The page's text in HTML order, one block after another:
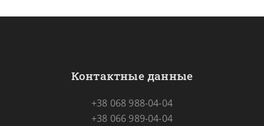
Контактные данные
+38 068 988-04-04
+38 066 989-04-04